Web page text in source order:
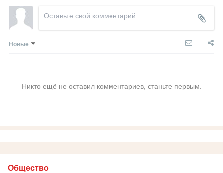
Новые
Никто ещё не оставил комментариев, станьте первым.
Общество